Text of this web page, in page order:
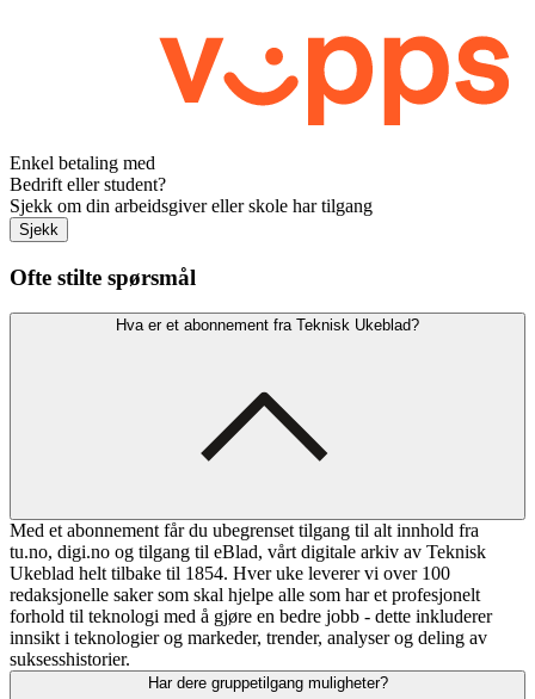
Enkel betaling med
Bedrift eller student?
Sjekk om din arbeidsgiver eller skole har tilgang
Sjekk
Ofte stilte spørsmål
Hva er et abonnement fra Teknisk Ukeblad?
Med et abonnement får du ubegrenset tilgang til alt innhold fra
tu.no, digi.no og tilgang til eBlad, vårt digitale arkiv av Teknisk
Ukeblad helt tilbake til 1854. Hver uke leverer vi over 100
redaksjonelle saker som skal hjelpe alle som har et profesjonelt
forhold til teknologi med å gjøre en bedre jobb - dette inkluderer
innsikt i teknologier og markeder, trender, analyser og deling av
suksesshistorier.
Har dere gruppetilgang muligheter?